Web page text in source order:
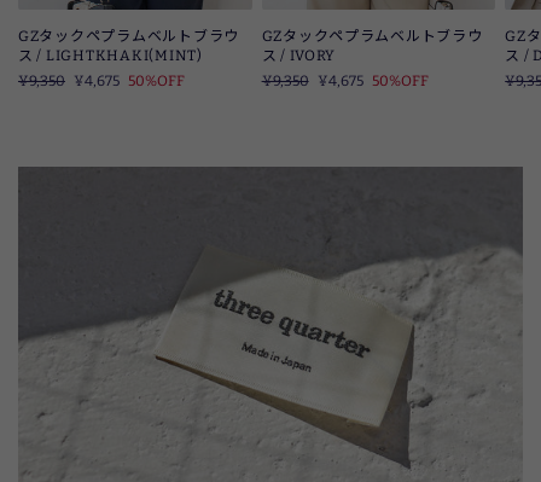
GZタックペプラムベルトブラウ
ス / LIGHTKHAKI(MINT)
定
¥9,350 SALE
¥4,675 50%OFF
GZタックペプラムベルトブラウ
ス / IVORY
定
¥9,350 SALE
¥4,675 50%OFF
GZ
ス /
定